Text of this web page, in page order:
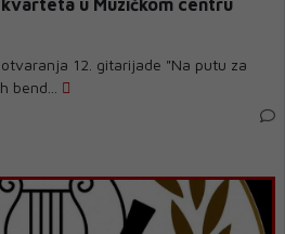
u Muzičkom centru
12. gitarijade "Na putu za
bend...